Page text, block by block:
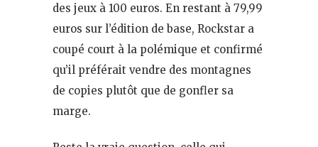
des jeux à 100 euros. En restant à 79,99
euros sur l’édition de base, Rockstar a
coupé court à la polémique et confirmé
qu’il préférait vendre des montagnes
de copies plutôt que de gonfler sa
marge.